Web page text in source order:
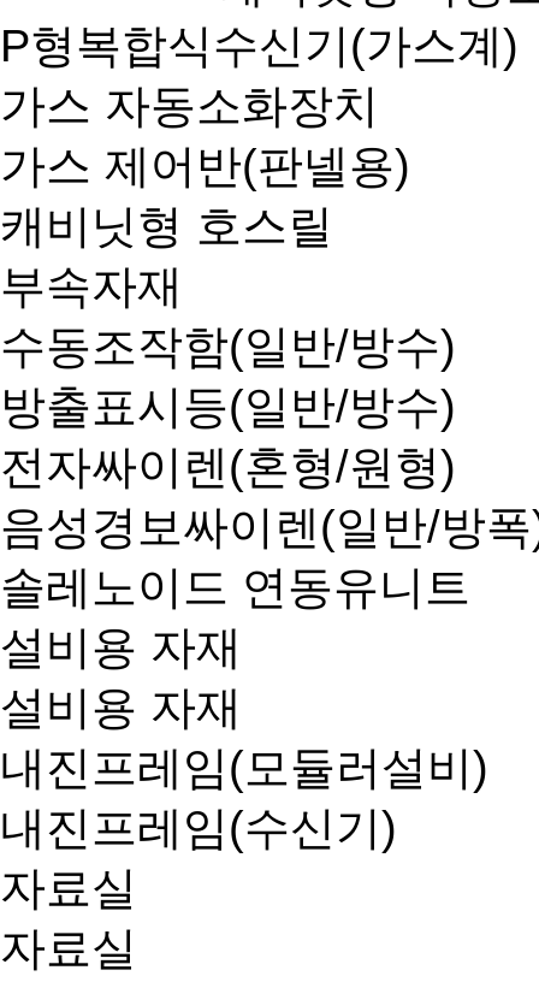
P형복합식수신기(가스계)
가스 자동소화장치
가스 제어반(판넬용)
캐비닛형 호스릴
부속자재
수동조작함(일반/방수)
방출표시등(일반/방수)
전자싸이렌(혼형/원형)
음성경보싸이렌(일반/방
솔레노이드 연동유니트
설비용 자재
설비용 자재
내진프레임(모듈러설비)
내진프레임(수신기)
자료실
자료실